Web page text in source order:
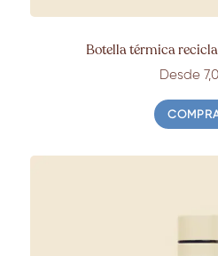
Botella térmica
Desde